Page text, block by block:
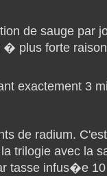
de sauge par
plus forte
exactement 3
de radium.
trilogie avec la
tasse infus�e 10